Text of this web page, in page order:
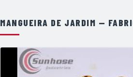
MANGUEIRA DE JARDIM —